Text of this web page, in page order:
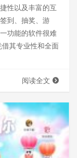
性以及丰富的互
到、抽奖、游
功能的软件很难
其专业性和全面
阅读全文